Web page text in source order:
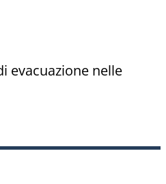
evacuazione nelle